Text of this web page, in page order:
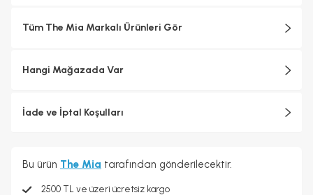
Tüm The Mia Markalı Ürünleri Gör
Hangi Mağazada Var
İade ve İptal Koşulları
Bu ürün The Mia tarafından gönderilecektir.
2500 TL ve üzeri ücretsiz kargo